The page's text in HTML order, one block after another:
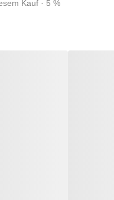
Kauf · 5 %